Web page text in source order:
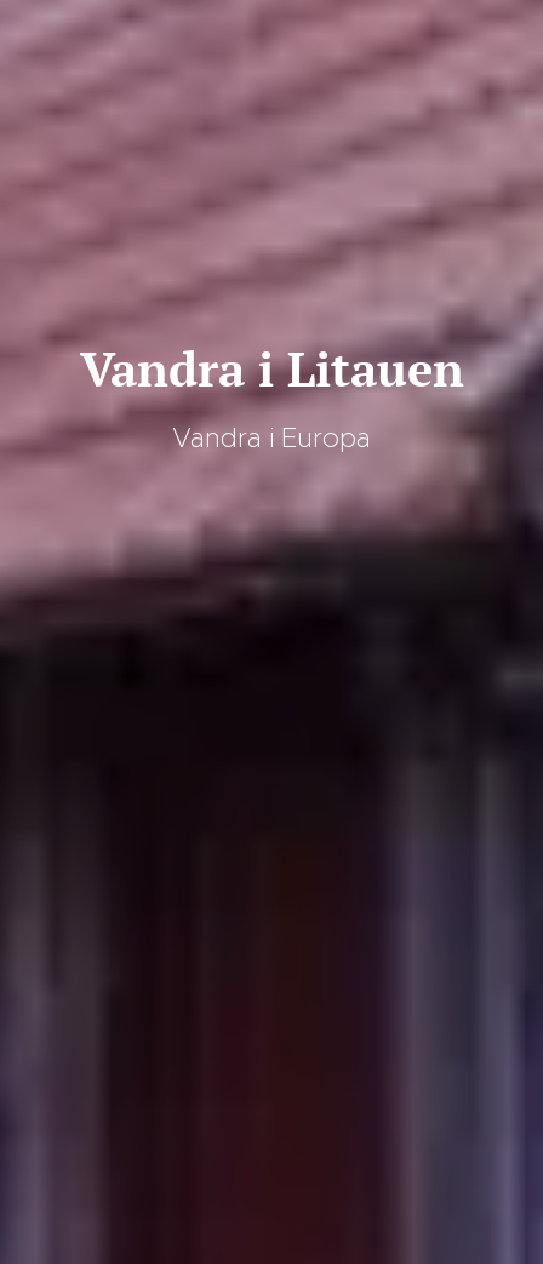
Vandra i Litauen
Vandra i Europa